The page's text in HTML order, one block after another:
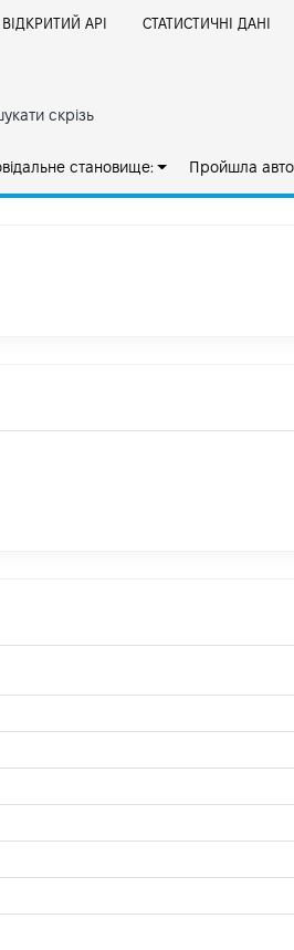
ВІДКРИТИЙ АРІ СТАТИСТИЧНІ ДАНІ
скрізь
становище: Пройшла